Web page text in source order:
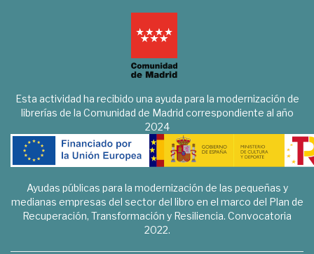
Esta actividad ha recibido una ayuda para la modernización de
librerías de la Comunidad de Madrid correspondiente al año
2024
Ayudas públicas para la modernización de las pequeñas y
medianas empresas del sector del libro en el marco del Plan de
Recuperación, Transformación y Resiliencia. Convocatoria
2022.